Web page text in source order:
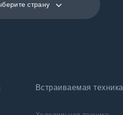
страну
Встраиваемая техника